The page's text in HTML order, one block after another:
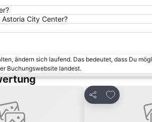
City Center?
ändern sich laufend. Das bedeutet, dass Du
Buchungswebsite landest.
hinzufügen
Teilen
Zu